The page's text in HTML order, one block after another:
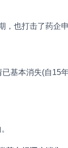
也打击了药企
基本消失(自15